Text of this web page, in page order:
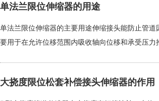
单法兰限位伸缩器的用途
单法兰限位伸缩器的主要用途伸缩接头能防止管
要用于在允许位移范围内吸收轴向位移和承受压力
大挠度限位松套补偿接头伸缩器的作用